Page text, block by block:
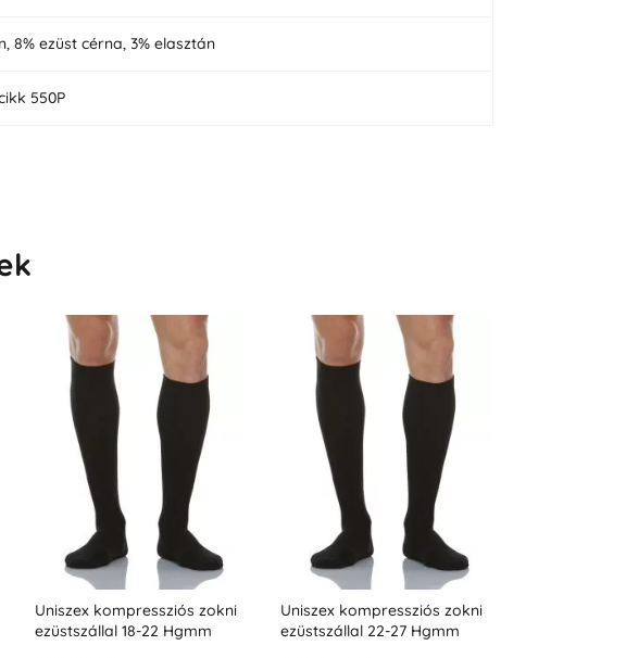
8% ezüst cérna, 3% elasztán
550P
Uniszex kompressziós zokni
ezüstszállal 18-22 Hgmm
Uniszex kompressziós zokni
ezüstszállal 22-27 Hgmm